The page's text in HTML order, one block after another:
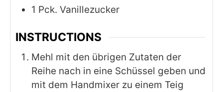
1 Pck. Vanillezucker
INSTRUCTIONS
Mehl mit den übrigen Zutaten der
Reihe nach in eine Schüssel geben und
mit dem Handmixer zu einem Teig